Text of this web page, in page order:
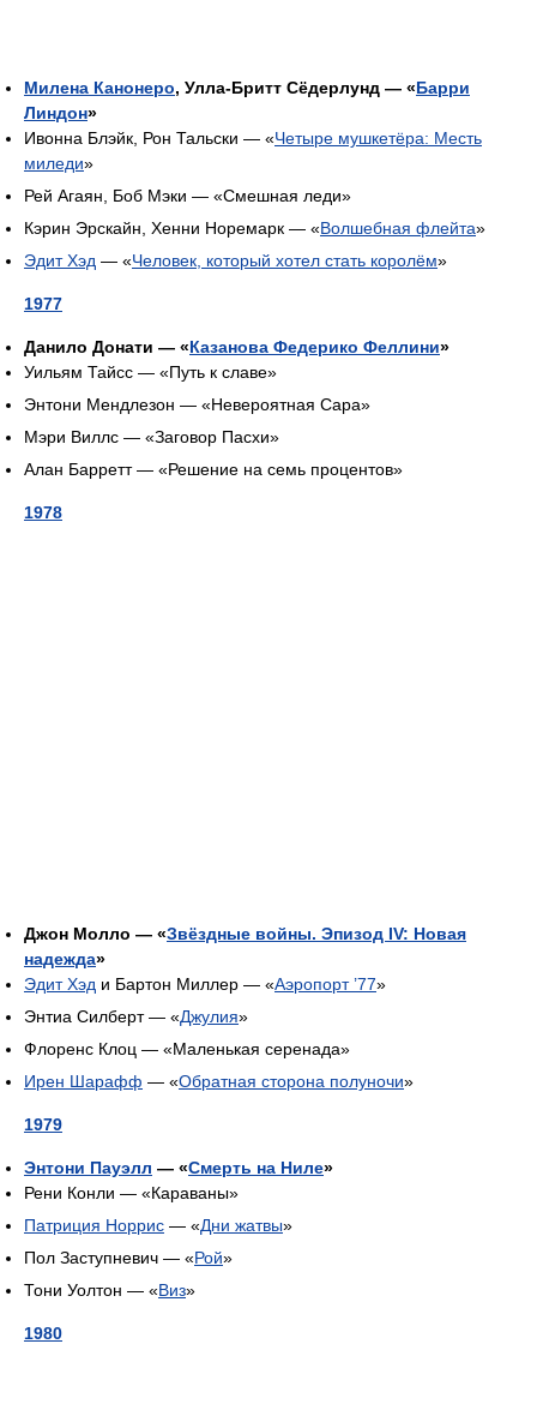
Милена Канонеро, Улла-Бритт Сёдерлунд — «Барри
Линдон»
Ивонна Блэйк, Рон Тальски — «Четыре мушкетёра: Месть
миледи»
Рей Агаян, Боб Мэки — «Смешная леди»
Кэрин Эрскайн, Хенни Норемарк — «Волшебная флейта»
Эдит Хэд — «Человек, который хотел стать королём»
1977
Данило Донати — «Казанова Федерико Феллини»
Уильям Тайсс — «Путь к славе»
Энтони Мендлезон — «Невероятная Сара»
Мэри Виллс — «Заговор Пасхи»
Алан Барретт — «Решение на семь процентов»
1978
Джон Молло — «Звёздные войны. Эпизод IV: Новая
надежда»
Эдит Хэд и Бартон Миллер — «Аэропорт ’77»
Энтиа Силберт — «Джулия»
Флоренс Клоц — «Маленькая серенада»
Ирен Шарафф — «Обратная сторона полуночи»
1979
Энтони Пауэлл — «Смерть на Ниле»
Рени Конли — «Караваны»
Патриция Норрис — «Дни жатвы»
Пол Заступневич — «Рой»
Тони Уолтон — «Виз»
1980